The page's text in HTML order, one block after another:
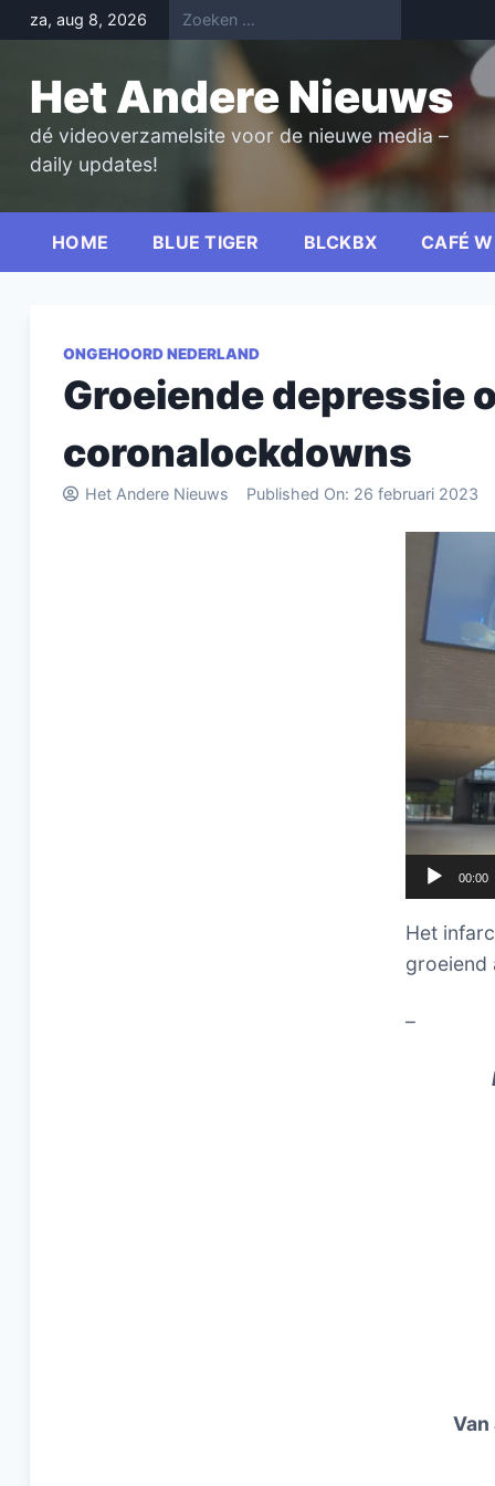
Skip
to
za, aug 8, 2026
Het Andere Nieuws
dé videoverzamelsite voor de nieuwe media –
daily updates!
HOME BLUE TIGER BLCKBX CAFÉ
ONGEHOORD NEDERLAND
Groeiende depressie
coronalockdowns
Het Andere Nieuws Published On: 26 februari 2023
00:00
Het
groeiend
–
Van